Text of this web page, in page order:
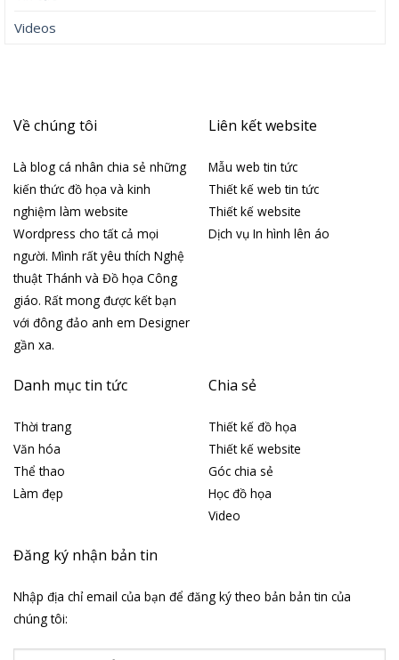
Videos
Về chúng tôi
Là blog cá nhân chia sẻ những
kiến thức đồ họa và kinh
nghiệm làm website
Wordpress cho tất cả mọi
người. Mình rất yêu thích Nghệ
thuật Thánh và Đồ họa Công
giáo. Rất mong được kết bạn
với đông đảo anh em Designer
gần xa.
Liên kết website
Mẫu web tin tức
Thiết kế web tin tức
Thiết kế website
Dịch vụ In hình lên áo
Danh mục tin tức
Thời trang
Văn hóa
Thể thao
Làm đẹp
Chia sẻ
Thiết kế đồ họa
Thiết kế website
Góc chia sẻ
Học đồ họa
Video
Đăng ký nhận bản tin
Nhập địa chỉ email của bạn để đăng ký theo bản bản tin của
chúng tôi: